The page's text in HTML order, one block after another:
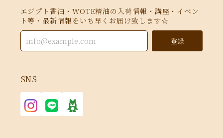
エジプト香油・WOTE精油の入荷情報・講座・イベン
ト等・最新情報をいち早くお届け致します☆
登録
SNS